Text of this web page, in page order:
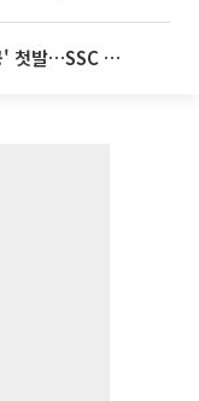
티웨이항공, 새 이름 '트리니티항공' 첫발…SSC 전략 본격화